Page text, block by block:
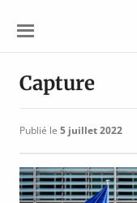
Capture
Publié le 5 juillet 2022